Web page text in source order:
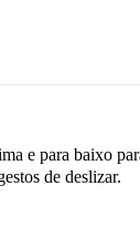
e para baixo
de deslizar.